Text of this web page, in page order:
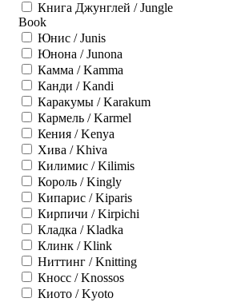
Книга Джунглей / Jungle
Book
Юнис / Junis
Юнона / Junona
Камма / Kamma
Канди / Kandi
Каракумы / Karakum
Кармель / Karmel
Кения / Kenya
Хива / Khiva
Килимис / Kilimis
Король / Kingly
Кипарис / Kiparis
Кирпичи / Kirpichi
Кладка / Kladka
Клинк / Klink
Ниттинг / Knitting
Кносс / Knossos
Киото / Kyoto